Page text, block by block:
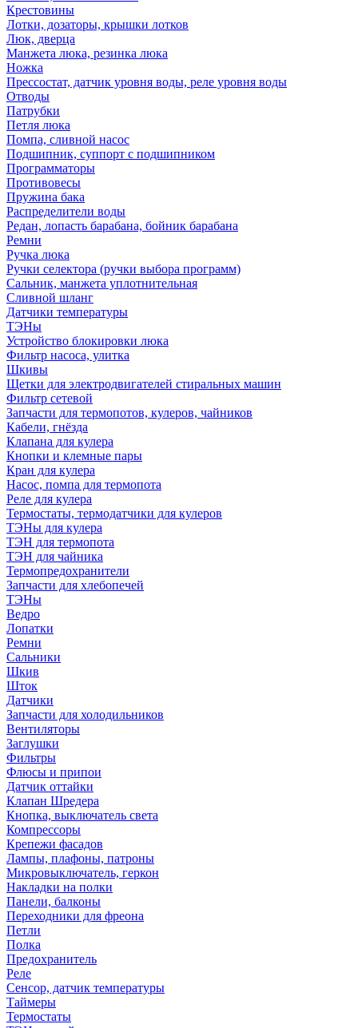
Крестовины
Лотки, дозаторы, крышки лотков
Люк, дверца
Манжета люка, резинка люка
Ножка
Прессостат, датчик уровня воды, реле уровня воды
Отводы
Патрубки
Петля люка
Помпа, сливной насос
Подшипник, суппорт с подшипником
Программаторы
Противовесы
Пружина бака
Распределители воды
Редан, лопасть барабана, бойник барабана
Ремни
Ручка люка
Ручки селектора (ручки выбора программ)
Сальник, манжета уплотнительная
Сливной шланг
Датчики температуры
ТЭНы
Устройство блокировки люка
Фильтр насоса, улитка
Шкивы
Щетки для электродвигателей стиральных машин
Фильтр сетевой
Запчасти для термопотов, кулеров, чайников
Кабели, гнёзда
Клапана для кулера
Кнопки и клемные пары
Кран для кулера
Насос, помпа для термопота
Реле для кулера
Термостаты, термодатчики для кулеров
ТЭНы для кулера
ТЭН для термопота
ТЭН для чайника
Термопредохранители
Запчасти для хлебопечей
ТЭНы
Ведро
Лопатки
Ремни
Сальники
Шкив
Шток
Датчики
Запчасти для холодильников
Вентиляторы
Заглушки
Фильтры
Флюсы и припои
Датчик оттайки
Клапан Шредера
Кнопка, выключатель света
Компрессоры
Крепежи фасадов
Лампы, плафоны, патроны
Микровыключатель, геркон
Накладки на полки
Панели, балконы
Переходники для фреона
Петли
Полка
Предохранитель
Реле
Сенсор, датчик температуры
Таймеры
Термостаты